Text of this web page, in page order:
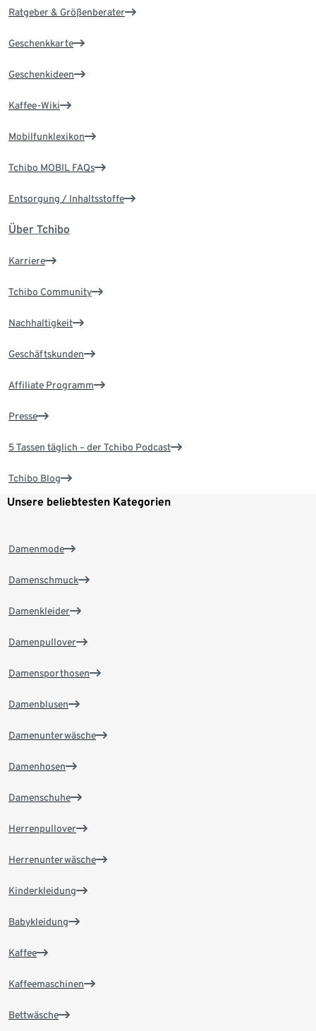
Ratgeber & Größenberater
Geschenkkarte
Geschenkideen
Kaffee-Wiki
Mobilfunklexikon
Tchibo MOBIL FAQs
Entsorgung / Inhaltsstoffe
Über Tchibo
Karriere
Tchibo Community
Nachhaltigkeit
Geschäftskunden
Affiliate Programm
Presse
5 Tassen täglich – der Tchibo Podcast
Tchibo Blog
Unsere beliebtesten Kategorien
Damenmode
Damenschmuck
Damenkleider
Damenpullover
Damensporthosen
Damenblusen
Damenunterwäsche
Damenhosen
Damenschuhe
Herrenpullover
Herrenunterwäsche
Kinderkleidung
Babykleidung
Kaffee
Kaffeemaschinen
Bettwäsche